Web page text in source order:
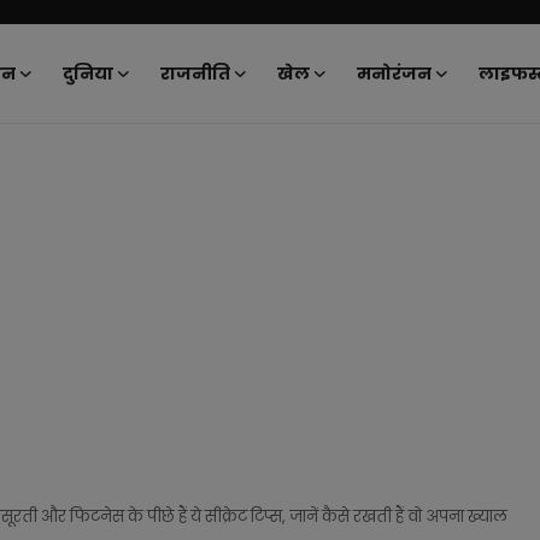
दुनिया राजनीति खेल मनोरंजन
और फिटनेस के पीछे हैं ये सीक्रेट टिप्स, जानें कैसे रखती हैं वो अपना ख्याल